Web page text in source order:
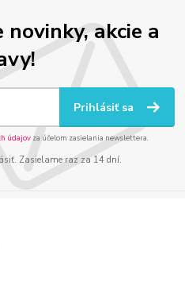
akcie a
Prihlásiť sa
údajov za účelom zasielania newslettera.
Zasielame raz za 14 dní.